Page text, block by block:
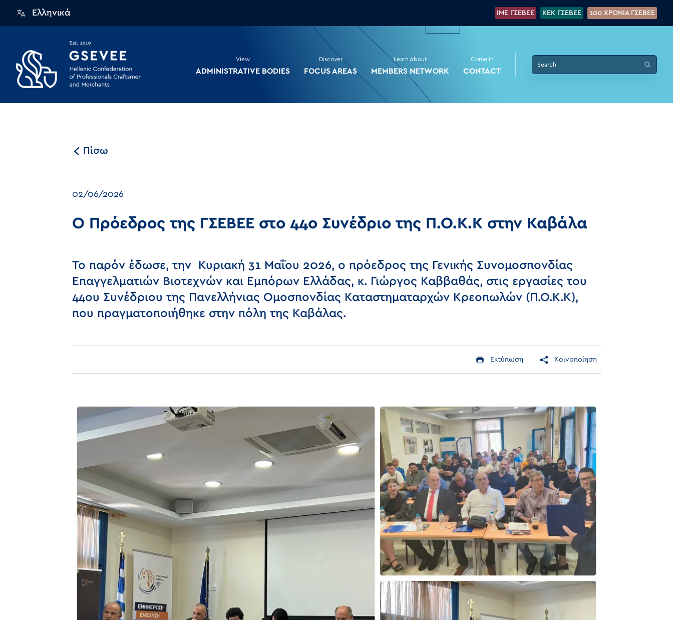
Ελληνικά IME ΓΣΕΒΕΕ KEK ΓΣΕΒΕΕ 100 XPONIA ΓΣΕΒΕΕ
View
ADMINISTRATIVE BODIES
Discover
FOCUS AREAS
Learn About
MEMBERS NETWORK
Come in
CONTACT
Πίσω
02/06/2026
Ο Πρόεδρος της ΓΣΕΒΕΕ στο 44ο Συνέδριο της Π.Ο.Κ.Κ στην Καβάλα
Το παρόν έδωσε, την Κυριακή 31 Μαΐου 2026, ο πρόεδρος της Γενικής Συνομοσπονδίας
Επαγγελματιών Βιοτεχνών και Εμπόρων Ελλάδας, κ. Γιώργος Καββαθάς, στις εργασίες του
44ου Συνέδριου της Πανελλήνιας Ομοσπονδίας Καταστηματαρχών Κρεοπωλών (Π.Ο.Κ.Κ),
που πραγματοποιήθηκε στην πόλη της Καβάλας.
Εκτύπωση Κοινοποίηση